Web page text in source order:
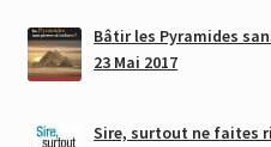
Bâtir les Pyramides
23 Mai 2017
Sire, surtout ne faites